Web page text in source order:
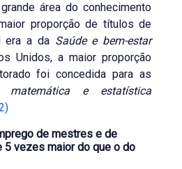
área do conhecimento
proporção de títulos de
era a da Saúde e bem-estar
Unidos, a maior proporção
foi concedida para as
matemática e estatística
de mestres e de
vezes maior do que o do